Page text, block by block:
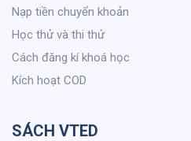
Nạp tiền chuyển khoản
Học thử và thi thử
Cách đăng kí khoá học
Kích hoạt COD
SÁCH VTED